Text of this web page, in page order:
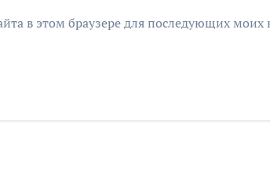
в этом браузере для последующих